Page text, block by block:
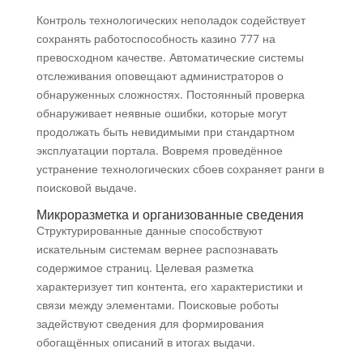
Контроль технологических неполадок содействует
сохранять работоспособность казино 777 на
превосходном качестве. Автоматические системы
отслеживания оповещают администраторов о
обнаруженных сложностях. Постоянный проверка
обнаруживает неявные ошибки, которые могут
продолжать быть невидимыми при стандартном
эксплуатации портала. Вовремя проведённое
устранение технологических сбоев сохраняет ранги в
поисковой выдаче.
Микроразметка и организованные сведения
Структурированные данные способствуют
искательным системам вернее распознавать
содержимое страниц. Целевая разметка
характеризует тип контента, его характеристики и
связи между элементами. Поисковые роботы
задействуют сведения для формирования
обогащённых описаний в итогах выдачи.